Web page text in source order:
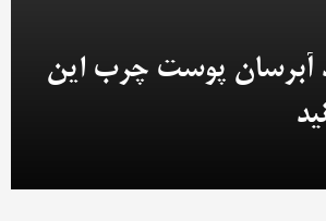
آبرسان پوست چرب این